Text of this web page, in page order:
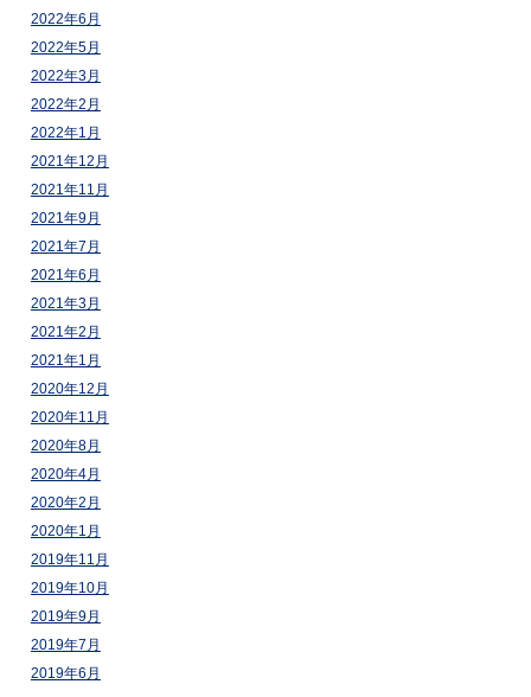
2022年6月
2022年5月
2022年3月
2022年2月
2022年1月
2021年12月
2021年11月
2021年9月
2021年7月
2021年6月
2021年3月
2021年2月
2021年1月
2020年12月
2020年11月
2020年8月
2020年4月
2020年2月
2020年1月
2019年11月
2019年10月
2019年9月
2019年7月
2019年6月